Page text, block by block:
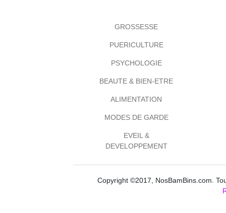
GROSSESSE
PUERICULTURE
PSYCHOLOGIE
BEAUTE & BIEN-ETRE
ALIMENTATION
MODES DE GARDE
EVEIL &
DEVELOPPEMENT
Copyright ©2017, NosBamBins.com.